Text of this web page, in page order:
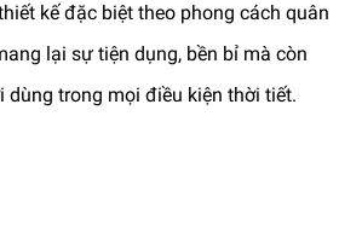
kế đặc biệt theo phong cách quân
lại sự tiện dụng, bền bỉ mà còn
dùng trong mọi điều kiện thời tiết.